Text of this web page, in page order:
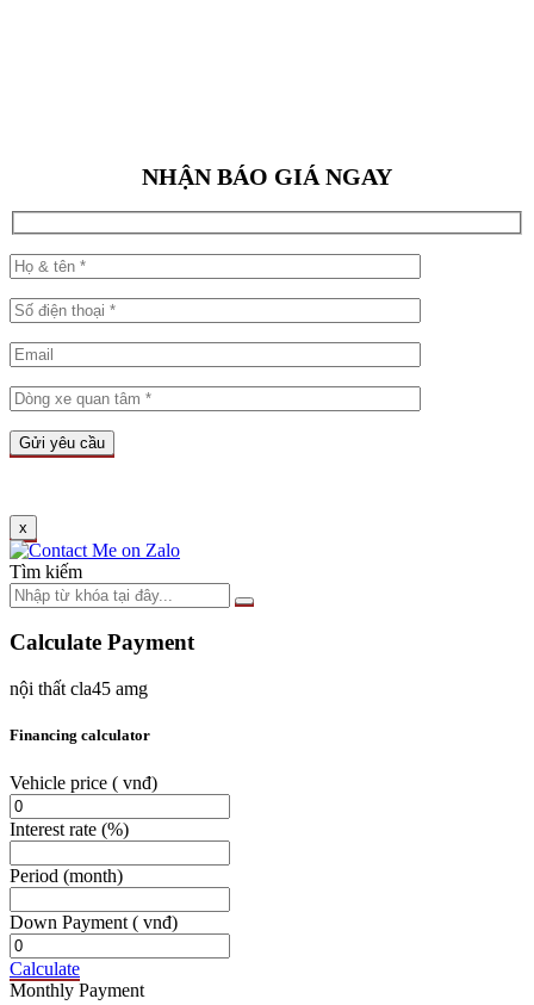
NHẬN BÁO GIÁ NGAY
x
Tìm kiếm
Calculate Payment
nội thất cla45 amg
Financing calculator
Vehicle price ( vnđ)
Interest rate (%)
Period (month)
Down Payment ( vnđ)
Calculate
Monthly Payment